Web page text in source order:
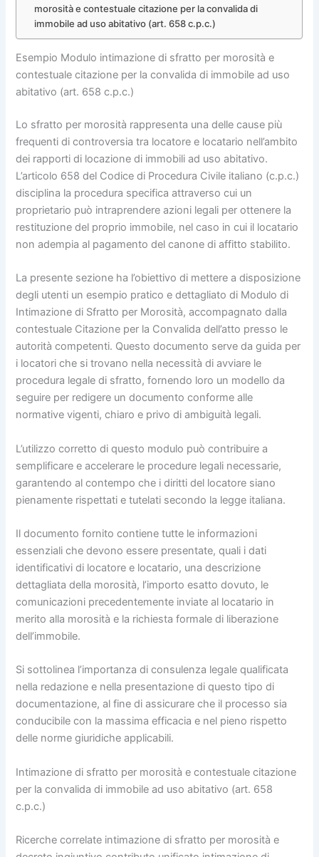
morosità e contestuale citazione per la convalida di
immobile ad uso abitativo (art. 658 c.p.c.)
Esempio Modulo intimazione di sfratto per morosità e
contestuale citazione per la convalida di immobile ad uso
abitativo (art. 658 c.p.c.)
Lo sfratto per morosità rappresenta una delle cause più
frequenti di controversia tra locatore e locatario nell’ambito
dei rapporti di locazione di immobili ad uso abitativo.
L’articolo 658 del Codice di Procedura Civile italiano (c.p.c.)
disciplina la procedura specifica attraverso cui un
proprietario può intraprendere azioni legali per ottenere la
restituzione del proprio immobile, nel caso in cui il locatario
non adempia al pagamento del canone di affitto stabilito.
La presente sezione ha l’obiettivo di mettere a disposizione
degli utenti un esempio pratico e dettagliato di Modulo di
Intimazione di Sfratto per Morosità, accompagnato dalla
contestuale Citazione per la Convalida dell’atto presso le
autorità competenti. Questo documento serve da guida per
i locatori che si trovano nella necessità di avviare le
procedura legale di sfratto, fornendo loro un modello da
seguire per redigere un documento conforme alle
normative vigenti, chiaro e privo di ambiguità legali.
L’utilizzo corretto di questo modulo può contribuire a
semplificare e accelerare le procedure legali necessarie,
garantendo al contempo che i diritti del locatore siano
pienamente rispettati e tutelati secondo la legge italiana.
Il documento fornito contiene tutte le informazioni
essenziali che devono essere presentate, quali i dati
identificativi di locatore e locatario, una descrizione
dettagliata della morosità, l’importo esatto dovuto, le
comunicazioni precedentemente inviate al locatario in
merito alla morosità e la richiesta formale di liberazione
dell’immobile.
Si sottolinea l’importanza di consulenza legale qualificata
nella redazione e nella presentazione di questo tipo di
documentazione, al fine di assicurare che il processo sia
conducibile con la massima efficacia e nel pieno rispetto
delle norme giuridiche applicabili.
Intimazione di sfratto per morosità e contestuale citazione
per la convalida di immobile ad uso abitativo (art. 658
c.p.c.)
Ricerche correlate intimazione di sfratto per morosità e